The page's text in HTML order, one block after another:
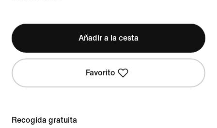
Añadir a la cesta
Favorito
Recogida gratuita